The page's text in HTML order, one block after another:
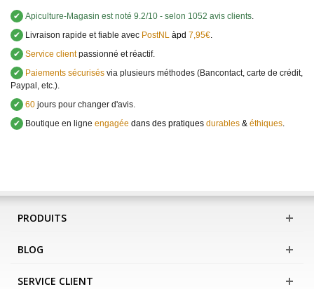
✔ Apiculture-Magasin est noté 9.2/10 - selon 1052 avis clients.
✔
Livraison rapide et fiable avec PostNL àpd 7,95€.
✔ Service clientpassionné et réactif.
✔
Paiements sécurisés via plusieurs méthodes (Bancontact, carte de crédit,
Paypal, etc.).
✔ 60 jours pour changer d'avis.
✔
Boutique en ligne engagée dans des pratiques durables & éthiques.
PRODUITS
BLOG
SERVICE CLIENT